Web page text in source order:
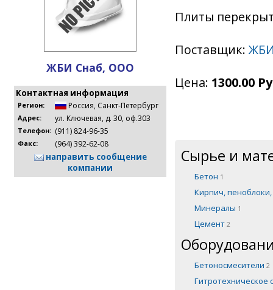
ЖБИ Снаб, ООО
Контактная информация
Регион: Россия, Санкт-Петербург
Адрес: ул. Ключевая, д. 30, оф.303
Телефон: (911) 824-96-35
Факс: (964) 392-62-08
направить сообщение
компании
Плиты
Поставщик:
Цена: 1300.00
Сырье и
Бетон 1
Кирпич,
Минералы 1
Цемент 2
Бетоносмесители 2